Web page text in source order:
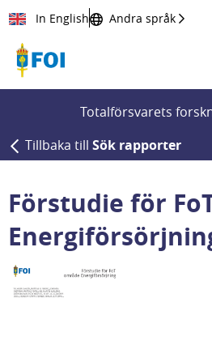
Till innehållet
In English Andra språk
Totalförsvarets
Tillbaka till Sök rapporter
Förstudie för